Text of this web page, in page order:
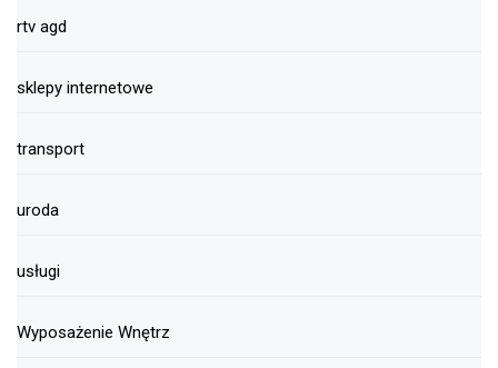
rtv agd
sklepy internetowe
transport
uroda
usługi
Wyposażenie Wnętrz